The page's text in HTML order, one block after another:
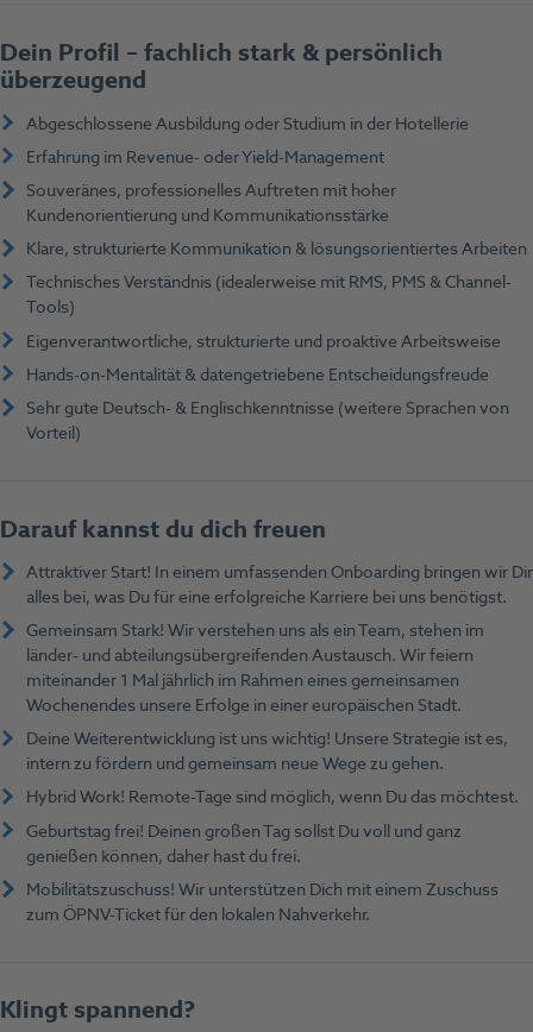
Dein Profil – fachlich stark & persönlich
überzeugend
Abgeschlossene Ausbildung oder Studium in der Hotellerie
Erfahrung im Revenue- oder Yield-Management
Souveränes, professionelles Auftreten mit hoher
Kundenorientierung und Kommunikationsstärke
Klare, strukturierte Kommunikation & lösungsorientiertes Arbeiten
Technisches Verständnis (idealerweise mit RMS, PMS & Channel-
Tools)
Eigenverantwortliche, strukturierte und proaktive Arbeitsweise
Hands-on-Mentalität & datengetriebene Entscheidungsfreude
Sehr gute Deutsch- & Englischkenntnisse (weitere Sprachen von
Vorteil)
Darauf kannst du dich freuen
Attraktiver Start! In einem umfassenden Onboarding bringen wir Dir
alles bei, was Du für eine erfolgreiche Karriere bei uns benötigst.
Gemeinsam Stark! Wir verstehen uns als ein Team, stehen im
länder- und abteilungsübergreifenden Austausch. Wir feiern
miteinander 1 Mal jährlich im Rahmen eines gemeinsamen
Wochenendes unsere Erfolge in einer europäischen Stadt.
Deine Weiterentwicklung ist uns wichtig! Unsere Strategie ist es,
intern zu fördern und gemeinsam neue Wege zu gehen.
Hybrid Work! Remote-Tage sind möglich, wenn Du das möchtest.
Geburtstag frei! Deinen großen Tag sollst Du voll und ganz
genießen können, daher hast du frei.
Mobilitätszuschuss! Wir unterstützen Dich mit einem Zuschuss
zum ÖPNV-Ticket für den lokalen Nahverkehr.
Klingt spannend?